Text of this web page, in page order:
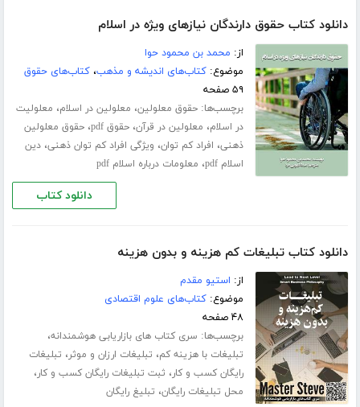
دانلود کتاب حقوق دارندگان نیازهای ویژه در اسلام
از: محمد بن محمود حوا
موضوع:کتاب‌های اندیشه و مذهب،کتاب‌های حقوق
۵۹ صفحه
برچسب‌ها:حقوق معلولین، معلولین در اسلام، معلولیت
در اسلام، معلولین در قرآن،حقوق pdf ،حقوق معلولین
ذهنی، افراد کم توان، ویژگی افراد کم توان ذهنی،دین
اسلام pdf
، معلومات درباره اسلام pdf
دانلود کتاب
دانلود کتاب تبلیغات کم هزینه و بدون هزینه
از: استیو مقدم
موضوع:کتاب‌های علوم اقتصادی
۴۸ صفحه
برچسب‌ها: سری کتاب های بازاریابی هوشمندانه،
تبلیغات با هزینه کم، تبلیغات ارزان و موثر، تبلیغات
رایگان کسب و کار، ثبت تبلیغات رایگان کسب و کار،
محل تبلیغات رایگان، تبلیغ رایگان